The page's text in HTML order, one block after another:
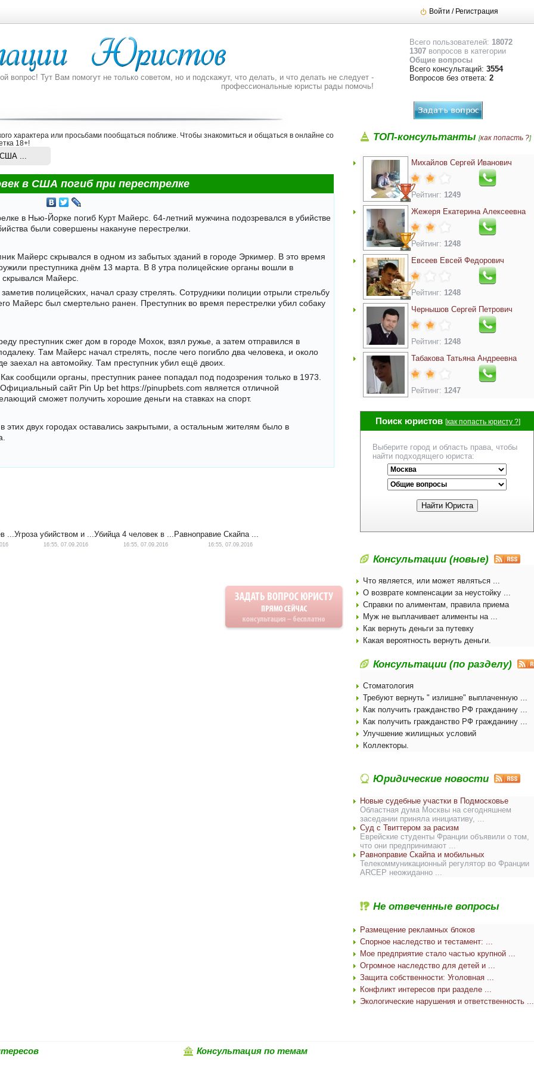
Всего пользователей: 18072
1307 вопросов в категории
Общие вопросы
Всего консультаций:3554
Вопросов без ответа:2
вопрос! Тут Вам помогут не только советом, но и подскажут, что делать, и что делать не следует -
профессиональные юристы рады помочь!
ТОП-консультанты [как попасть ?]
Михайлов Сергей Иванович
Рейтинг: 1249
Жежеря Екатерина Алексеевна
Рейтинг: 1248
Евсеев Евсей Федорович
Рейтинг: 1248
Чернышов Сергей Петрович
Рейтинг: 1248
Табакова Татьяна Андреевна
Рейтинг: 1247
Поиск юристов [как попасть юристу ?]
Выберите город и область права, чтобы
найти подходящего юриста:
Консультации (новые)
Что является, или может являться ...
О возврате компенсации за неустойку ...
Справки по алиментам, правила приема
Муж не выплачивает алименты на ...
Как вернуть деньги за путевку
Какая вероятность вернуть деньги.
Консультации (по разделу)
Стоматология
Требуют вернуть " излишне" выплаченную ...
Как получить гражданство РФ гражданину ...
Как получить гражданство РФ гражданину ...
Улучшение жилищных условий
Коллекторы.
Юридические новости
Новые судебные участки в Подмосковье
Областная дума Москвы на сегодняшнем
заседании приняла инициативу, ...
Суд с Твиттером за расизм
Еврейские студенты Франции объявили о том,
что они предпринимают ...
Равноправие Скайпа и мобильных
Телекоммуникационный регулятор во Франции
ARCEP неожиданно ...
Не отвеченные вопросы
Размещение рекламных блоков
Спорное наследство и тестамент: ...
Мое предприятие стало частью крупной ...
Огромное наследство для детей и ...
Защита собственности: Уголовная ...
Конфликт интересов при разделе ...
Экологические нарушения и ответственность ...
характера или просьбами пообщаться поближе. Чтобы знакомиться и общаться в онлайне со
18+!
США ...
в США погиб при перестрелке
в Нью-Йорке погиб Курт Майерс. 64-летний мужчина подозревался в убийстве
были совершены накануне перестрелки.
Майерс скрывался в одном из забытых зданий в городе Эркимер. В это время
преступника днём 13 марта. В 8 утра полицейские органы вошли в
Майерс.
полицейских, начал сразу стрелять. Сотрудники полиции отрыли стрельбу
Майерс был смертельно ранен. Преступник во время перестрелки убил собаку
преступник сжег дом в городе Мохок, взял ружье, а затем отправился в
Там Майерс начал стрелять, после чего погибло два человека, и около
заехал на автомойку. Там преступник убил ещё двоих.
сообщили органы, преступник ранее попадал под подозрения только в 1973.
Официальный сайт Pin Up bet https://pinupbets.com является отличной
сможет получить хорошие деньги на ставках на спорт.
двух городах оставались закрытыми, а остальным жителям было в
... Угроза убийством и ...
16:55, 07.09.2016
Убийца 4 человек в ...
16:55, 07.09.2016
Равноправие Скайпа ...
16:55, 07.09.2016
Консультация по темам
Войти / Регистрация